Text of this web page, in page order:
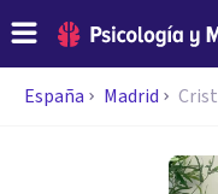
España Madrid